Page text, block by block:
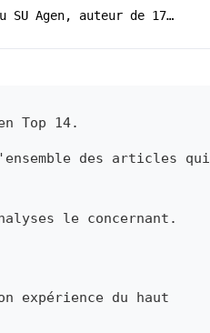
Agen, auteur de 17…
Top 14.
des articles qui
le concernant.
expérience du haut